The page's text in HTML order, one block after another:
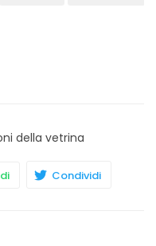
della vetrina
Condividi